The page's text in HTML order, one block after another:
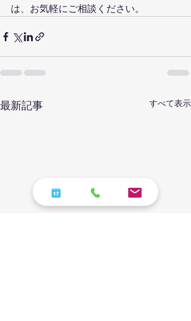
は、お気軽にご相談ください。
最新記事 すべて表示